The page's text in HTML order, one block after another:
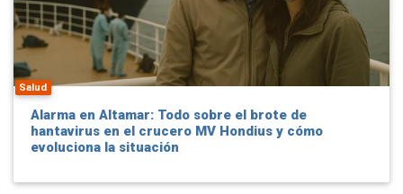
Salud
Alarma en Altamar: Todo sobre el brote de
hantavirus en el crucero MV Hondius y cómo
evoluciona la situación